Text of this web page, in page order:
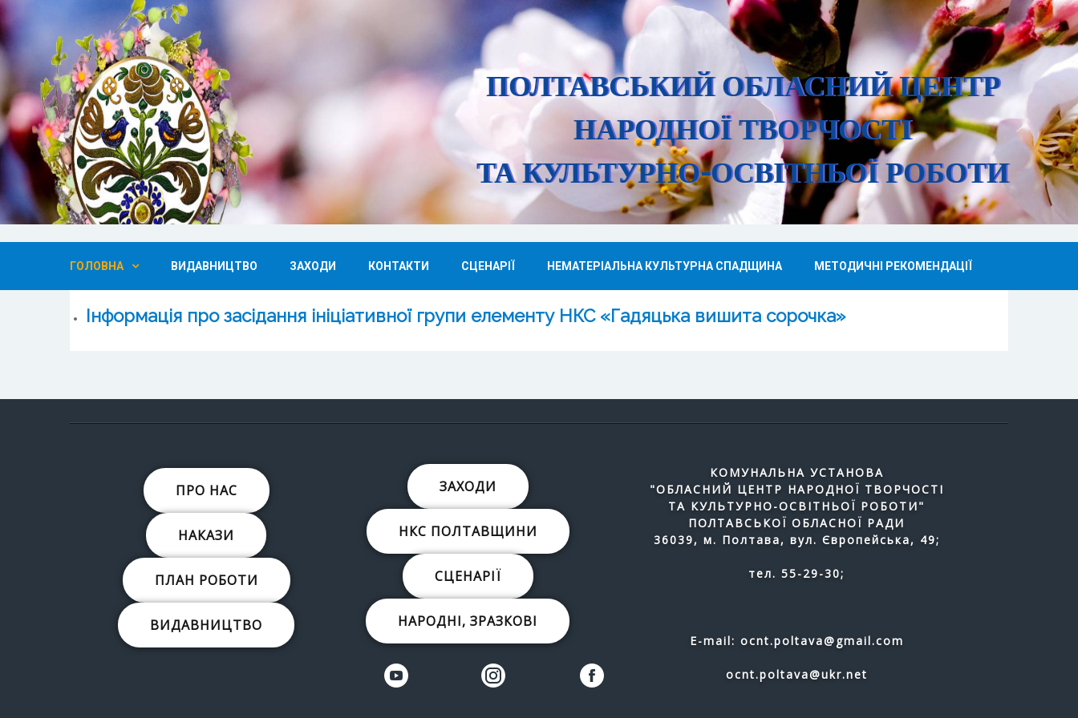
ПОЛТАВСЬКИЙ ОБЛАСНИЙ ЦЕНТР
НАРОДНОЇ ТВОРЧОСТІ
ТА КУЛЬТУРНО-ОСВІТНЬОЇ РОБОТИ
ГОЛОВНА ВИДАВНИЦТВО ЗАХОДИ КОНТАКТИ СЦЕНАРІЇ НЕМАТЕРІАЛЬНА КУЛЬТУРНА СПАДЩИНА МЕТОДИЧНІ РЕКОМЕНДАЦІЇ
Інформація про засідання ініціативної групи елементу НКС «Гадяцька вишита сорочка»
ПРО НАС
НАКАЗИ
ПЛАН РОБОТИ
ВИДАВНИЦТВО
ЗАХОДИ
НКС ПОЛТАВЩИНИ
СЦЕНАРІЇ
НАРОДНІ, ЗРАЗКОВІ
КОМУНАЛЬНА УСТАНОВА
"ОБЛАСНИЙ ЦЕНТР НАРОДНОЇ ТВОРЧОСТІ
ТА КУЛЬТУРНО-ОСВІТНЬОЇ РОБОТИ"
ПОЛТАВСЬКОЇ ОБЛАСНОЇ РАДИ
36039, м. Полтава, вул. Європейська, 49;
тел. 55-29-30;
E-mail: ocnt.poltava@gmail.com
ocnt.poltava@ukr.net